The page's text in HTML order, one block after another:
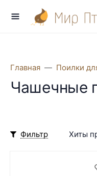
Главная Поилки
Чашечные
Фильтр Хиты